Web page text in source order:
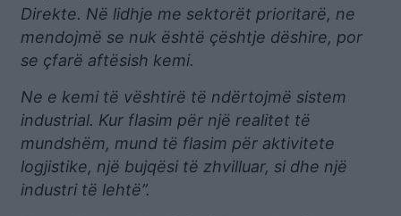
Direkte. Në lidhje me sektorët prioritarë, ne
mendojmë se nuk është çështje dëshire, por
se çfarë aftësish kemi.
Ne e kemi të vështirë të ndërtojmë sistem
industrial. Kur flasim për një realitet të
mundshëm, mund të flasim për aktivitete
logjistike, një bujqësi të zhvilluar, si dhe një
industri të lehtë”.